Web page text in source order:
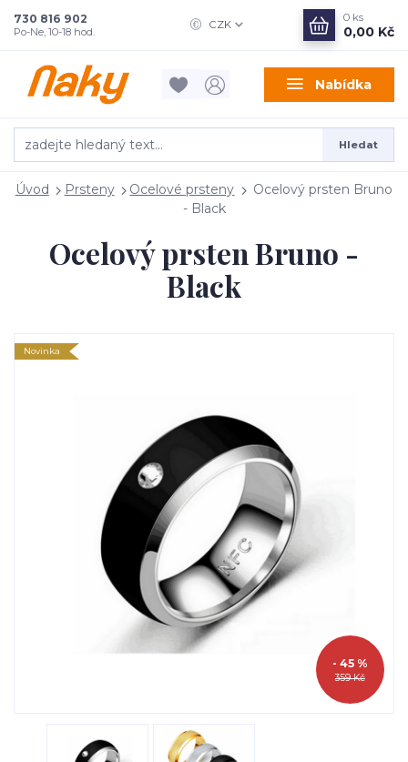
Nabídka
CZK
Hledat
730 816 902
Po-Ne, 10-18 hod.
0 ks
0,00 Kč
Úvod Prsteny Ocelové prsteny
Ocelový prsten Bruno
- Black
Ocelový prsten Bruno -
Black
Novinka
359 Kč
- 45 %